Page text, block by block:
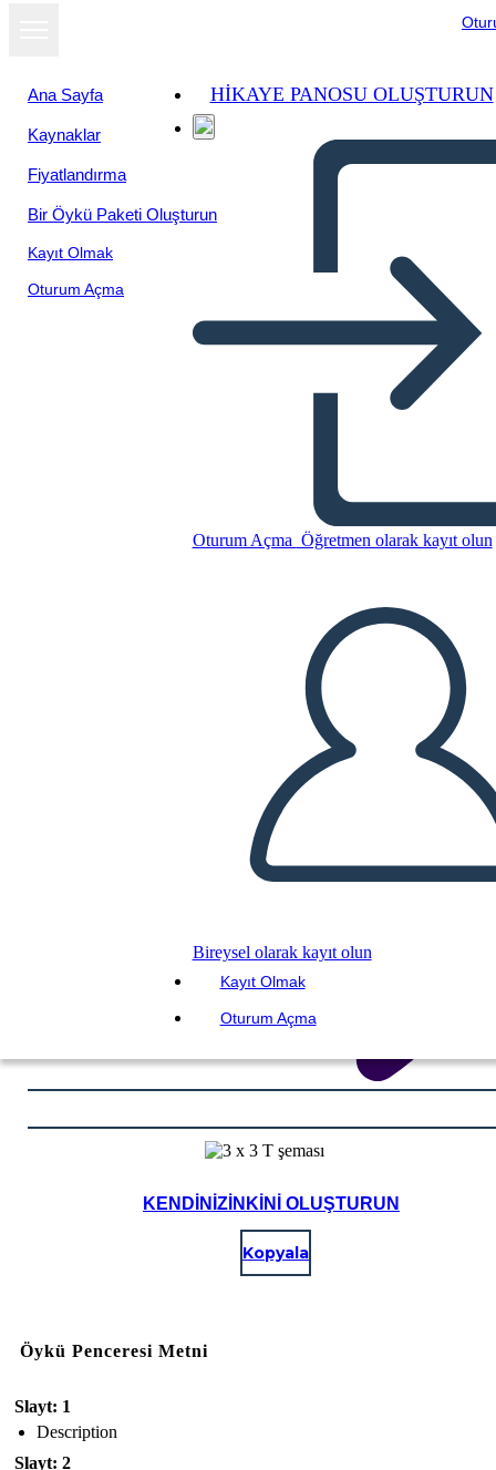
Ana Sayfa
Kaynaklar
Fiyatlandırma
Bir Öykü Paketi Oluşturun
Kayıt Olmak
Oturum Açma
HIKAYE PANOSU OLUŞTURUN
Oturum Açma Öğretmen olarak kayıt olun
Bireysel olarak kayıt olun
Kayıt Olmak
Oturum Açma
Bu Öykü Panosunu kopyala
BİR HİKAYE PANOSU OLUŞTUR
BENİ OKU
KENDINIZINKINI OLUŞTURUN
Kopyala
Öykü Penceresi Metni
Slayt: 1
Description
Slayt: 2